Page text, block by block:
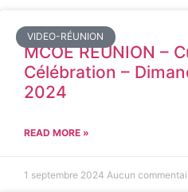
VIDEO-RÉUNION
MCOE REUNION –
Célébration –
2024
READ MORE »
1 septembre 2024 Aucun